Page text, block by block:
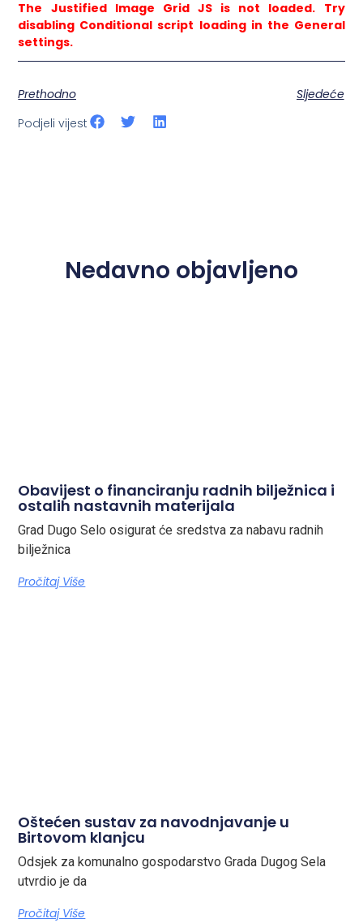
The Justified Image Grid JS is not loaded. Try
disabling Conditional script loading in the General
settings.
Prethodno
Sljedeće
Podjeli vijest
Nedavno objavljeno
Obavijest o financiranju radnih bilježnica i
ostalih nastavnih materijala
Grad Dugo Selo osigurat će sredstva za nabavu radnih
bilježnica
Pročitaj Više
Oštećen sustav za navodnjavanje u
Birtovom klanjcu
Odsjek za komunalno gospodarstvo Grada Dugog Sela
utvrdio je da
Pročitaj Više